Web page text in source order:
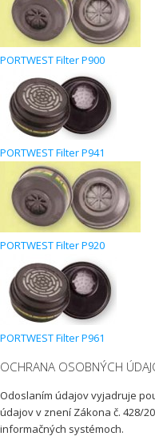
PORTWEST Filter P900
PORTWEST Filter P941
PORTWEST Filter P920
PORTWEST Filter P961
OCHRANA OSOBNÝCH
Odoslaním údajov vyjadruje
údajov v znení Zákona č. 428/
informačných systémoch.